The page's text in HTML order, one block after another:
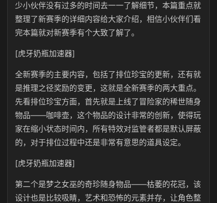
少小伙伴没有过多的时间去一一了解细节，本篇重点就
整理了新赛季的详细内容给大家介绍，相信小伙伴们看
完本篇就对新赛季有个大致了解了。
[虎牙奶瓶加速器]
全新赛季的主要内容，包括了排位珍宝的更新，还有就
是推理之径奖励的变更，这就是全新赛季的两大重点。
先看排位珍宝方面，首先就是上线了‌冒险家的稀世随身
物品‌——咖啡壶，这个物品的设计非常的创新，使得玩
家在缩小状态时间内，所有特效对监管者都是默认屏蔽
的，对于排位过程中还是非常有意思的道具设定。
[虎牙奶瓶加速器]
第二个是‌梦之女巫的奇珍随身物品‌——枯萎的花冠，该
设计也是比较吸睛，艺术和恐怖的元素并存，让角色整